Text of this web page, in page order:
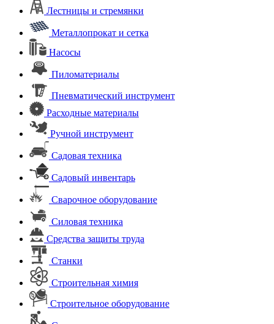
Лестницы и стремянки
Металлопрокат и сетка
Насосы
Пиломатериалы
Пневматический инструмент
Расходные материалы
Ручной инструмент
Садовая техника
Садовый инвентарь
Сварочное оборудование
Силовая техника
Средства защиты труда
Станки
Строительная химия
Строительное оборудование